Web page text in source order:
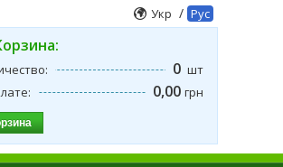
Укр / Рус
0 шт
0,00 грн